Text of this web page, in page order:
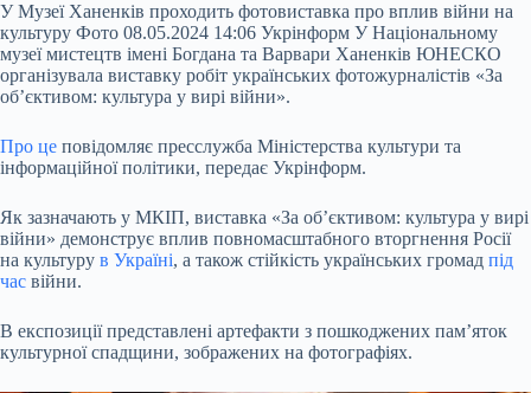
У Музеї Ханенків проходить фотовиставка про вплив війни на
культуру Фото 08.05.2024 14:06 Укрінформ У Національному
музеї мистецтв імені Богдана та Варвари Ханенків ЮНЕСКО
організувала виставку робіт українських фотожурналістів «За
об’єктивом: культура у вирі війни».
Про це повідомляє пресслужба Міністерства культури та
інформаційної політики, передає Укрінформ.
Як зазначають у МКІП, виставка «За об’єктивом: культура у вирі
війни» демонструє вплив повномасштабного вторгнення Росії
на культуру в Україні, а також стійкість українських громад під
час війни.
В експозиції представлені артефакти з пошкоджених пам’яток
культурної спадщини, зображених на фотографіях.